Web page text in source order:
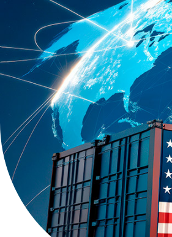
Integridade
Responsabilidade social
Blog
E-books
Contato